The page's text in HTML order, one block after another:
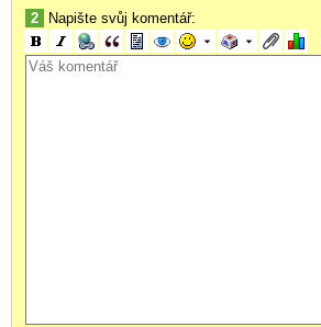
2 Napište svůj komentář: